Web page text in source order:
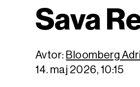
Sava
Avtor: Bloomberg
14. maj 2026, 10:15